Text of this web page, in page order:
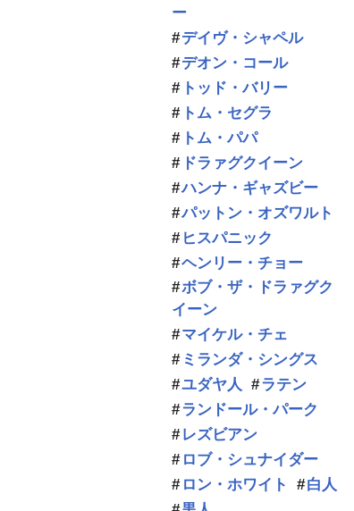
ー
デイヴ・シャペル
デオン・コール
トッド・バリー
トム・セグラ
トム・パパ
ドラァグクイーン
ハンナ・ギャズビー
パットン・オズワルト
ヒスパニック
ヘンリー・チョー
ボブ・ザ・ドラァグク
イーン
マイケル・チェ
ミランダ・シングス
ユダヤ人
ラテン
ランドール・パーク
レズビアン
ロブ・シュナイダー
ロン・ホワイト
白人